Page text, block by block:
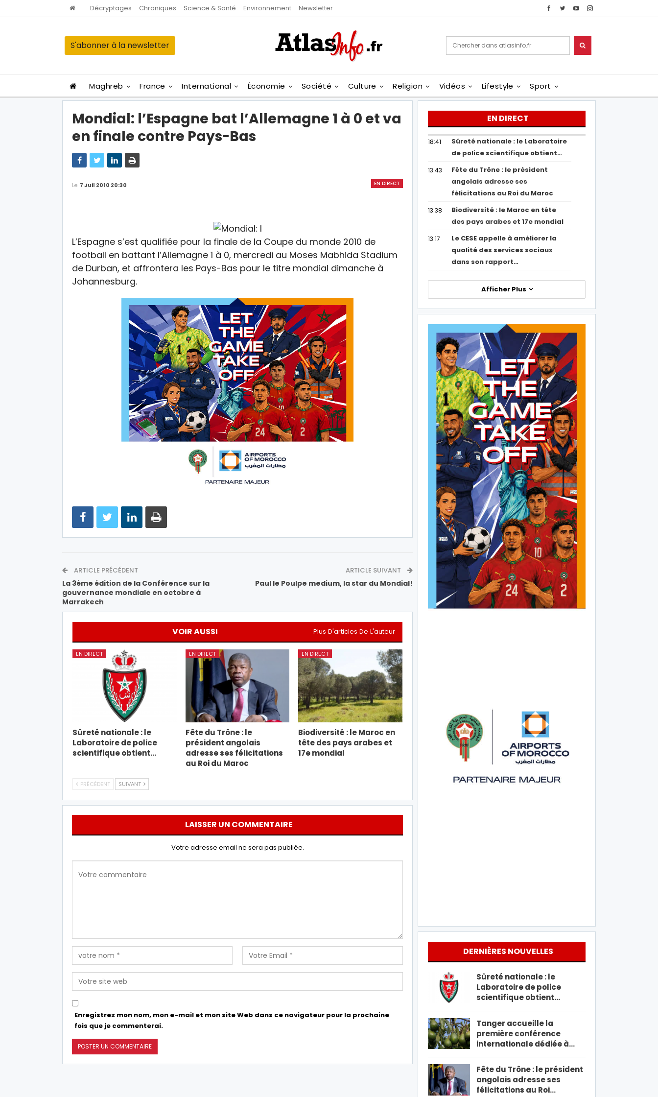
Décryptages Chroniques Science & Santé Environnement Newsletter
S'abonner à la newsletter
Maghreb France International Économie Société Culture Religion Vidéos Lifestyle Sport
Mondial: l’Espagne bat l’Allemagne 1 à 0 et va
en finale contre Pays-Bas
EN DIRECT
Le 7 Juil 2010 20:30
L’Espagne s’est qualifiée pour la finale de la Coupe du monde 2010 de
football en battant l’Allemagne 1 à 0, mercredi au Moses Mabhida Stadium
de Durban, et affrontera les Pays-Bas pour le titre mondial dimanche à
Johannesburg.
ARTICLE PRÉCÉDENT
La 3ème édition de la Conférence sur la
gouvernance mondiale en octobre à
Marrakech
ARTICLE SUIVANT
Paul le Poulpe medium, la star du Mondial!
VOIR AUSSI Plus D'articles De L'auteur
EN DIRECT
Sûreté nationale : le
Laboratoire de police
scientifique obtient…
EN DIRECT
Fête du Trône : le
président angolais
adresse ses félicitations
au Roi du Maroc
EN DIRECT
Biodiversité : le Maroc en
tête des pays arabes et
17e mondial
PRÉCÉDENT SUIVANT
LAISSER UN COMMENTAIRE
Votre adresse email ne sera pas publiée.
Enregistrez mon nom, mon e-mail et mon site Web dans ce navigateur pour la prochaine
fois que je commenterai.
EN DIRECT
18:41
Sûreté nationale : le Laboratoire
de police scientifique obtient…
13:43
Fête du Trône : le président
angolais adresse ses
félicitations au Roi du Maroc
13:38
Biodiversité : le Maroc en tête
des pays arabes et 17e mondial
13:17
Le CESE appelle à améliorer la
qualité des services sociaux
dans son rapport…
Afficher Plus
DERNIÈRES NOUVELLES
Sûreté nationale : le
Laboratoire de police
scientifique obtient…
Tanger accueille la
première conférence
internationale dédiée à…
Fête du Trône : le président
angolais adresse ses
félicitations au Roi…